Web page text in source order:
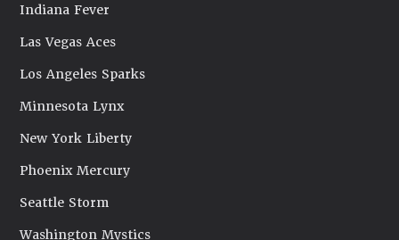
Indiana Fever
Las Vegas Aces
Los Angeles Sparks
Minnesota Lynx
New York Liberty
Phoenix Mercury
Seattle Storm
Washington Mystics